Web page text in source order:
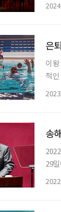
은
이
적
송
29